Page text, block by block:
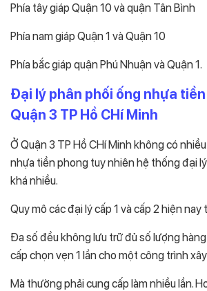
Phía tây giáp Quận 10 và quận Tân Bình
Phía nam giáp Quận 1 và Quận 10
Phía bắc giáp quận Phú Nhuận và Quận 1.
Đại lý phân phối ống nhựa
Quận 3 TP Hồ CHí Minh
Ở Quận 3 TP Hồ CHí Minh không có
nhựa tiền phong tuy nhiên hệ thống đại
khá nhiều.
Quy mô các đại lý cấp 1 và cấp 2 hiện
Đa số đều không lưu trữ đủ số lượng
cấp chọn vẹn 1 lần cho một công trình
Mà thường phải cung cấp làm nhiều lần.